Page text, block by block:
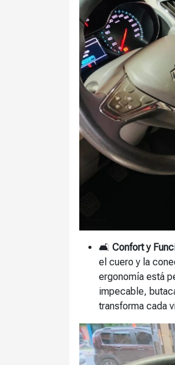
🛋️ Confort y
el cuero y la
ergonomía está
impecable,
transforma cada